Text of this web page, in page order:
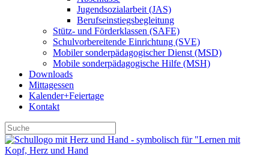
Jugendsozialarbeit (JAS)
Berufseinstiegsbegleitung
Stütz- und Förderklassen (SAFE)
Schulvorbereitende Einrichtung (SVE)
Mobiler sonder­­pädagogischer Dienst (MSD)
Mobile sonder­pädagogische Hilfe (MSH)
Downloads
Mittagessen
Kalender+Feiertage
Kontakt